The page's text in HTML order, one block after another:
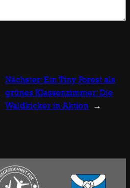
Nächster:Ein Tiny Forest als
grünes Klassenzimmer: Die
Waldkicker in Aktion →